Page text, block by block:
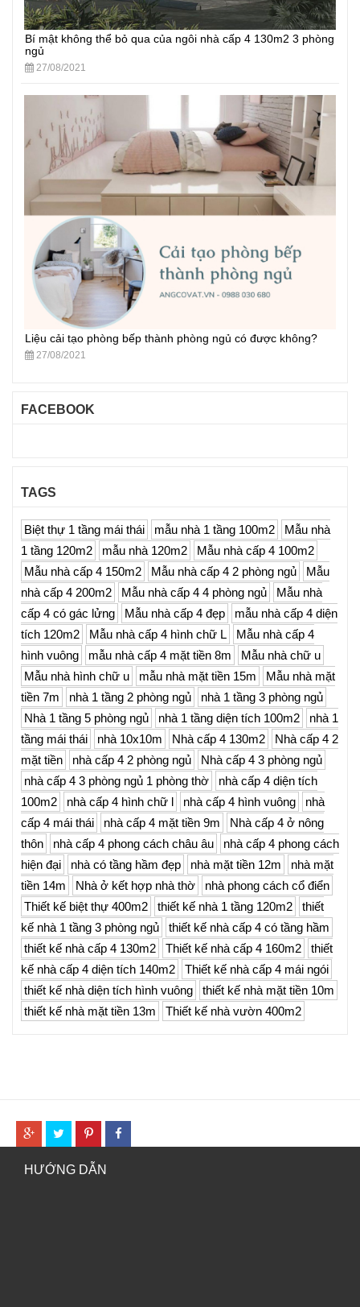
Bí mật không thể bỏ qua của ngôi nhà cấp 4 130m2 3 phòng
ngủ
27/08/2021
Liệu cải tạo phòng bếp thành phòng ngủ có được không?
27/08/2021
FACEBOOK
TAGS
Biệt thự 1 tầng mái thái mẫu nhà 1 tầng 100m2
Mẫu nhà
1 tầng 120m2
mẫu nhà 120m2
Mẫu nhà cấp 4 100m2
Mẫu nhà cấp 4 150m2
Mẫu nhà cấp 4 2 phòng ngủ
Mẫu
nhà cấp 4 200m2
Mẫu nhà cấp 4 4 phòng ngủ
Mẫu nhà
cấp 4 có gác lửng
Mẫu nhà cấp 4 đẹp
mẫu nhà cấp 4 diện
tích 120m2
Mẫu nhà cấp 4 hình chữ L
Mẫu nhà cấp 4
hình vuông
mẫu nhà cấp 4 mặt tiền 8m
Mẫu nhà chữ u
Mẫu nhà hình chữ u
mẫu nhà mặt tiền 15m
Mẫu nhà mặt
tiền 7m
nhà 1 tầng 2 phòng ngủ
nhà 1 tầng 3 phòng ngủ
Nhà 1 tầng 5 phòng ngủ
nhà 1 tầng diện tích 100m2
nhà 1
tầng mái thái
nhà 10x10m Nhà cấp 4 130m2
Nhà cấp 4 2
mặt tiền
nhà cấp 4 2 phòng ngủ
Nhà cấp 4 3 phòng ngủ
nhà cấp 4 3 phòng ngủ 1 phòng thờ
nhà cấp 4 diện tích
100m2
nhà cấp 4 hình chữ l nhà cấp 4 hình vuông
nhà
cấp 4 mái thái
nhà cấp 4 mặt tiền 9m
Nhà cấp 4 ở nông
thôn
nhà cấp 4 phong cách châu âu
nhà cấp 4 phong cách
hiện đại
nhà có tầng hầm đẹp nhà mặt tiền 12m
nhà mặt
tiền 14m
Nhà ở kết hợp nhà thờ
nhà phong cách cổ điển
Thiết kế biệt thự 400m2
thiết kế nhà 1 tầng 120m2
thiết
kế nhà 1 tầng 3 phòng ngủ
thiết kế nhà cấp 4 có tầng hầm
thiết kế nhà cấp 4 130m2
Thiết kế nhà cấp 4 160m2
thiết
kế nhà cấp 4 diện tích 140m2
Thiết kế nhà cấp 4 mái ngói
thiết kế nhà diện tích hình vuông
thiết kế nhà mặt tiền 10m
thiết kế nhà mặt tiền 13m
Thiết kế nhà vườn 400m2
HƯỚNG DẪN